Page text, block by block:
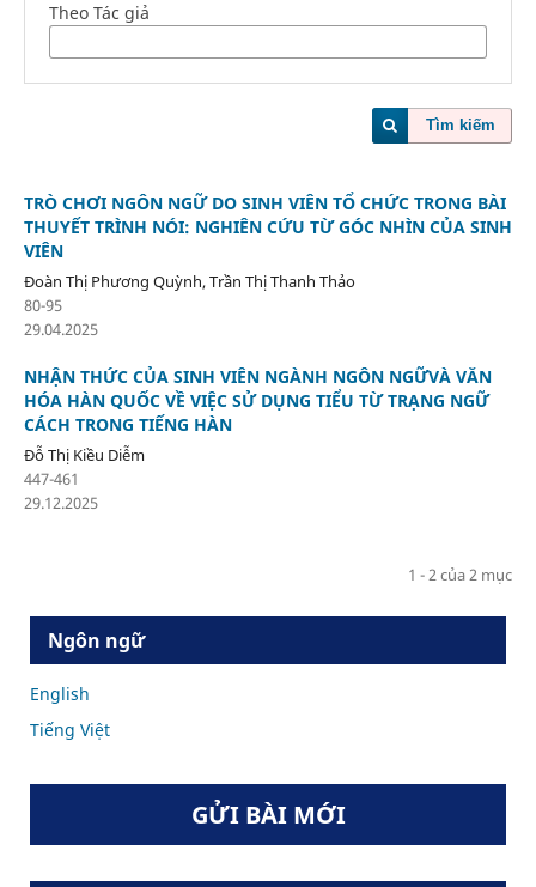
Theo Tác giả
Tìm kiếm
TRÒ CHƠI NGÔN NGỮ DO SINH VIÊN TỔ CHỨC TRONG BÀI
THUYẾT TRÌNH NÓI: NGHIÊN CỨU TỪ GÓC NHÌN CỦA SINH
VIÊN
Đoàn Thị Phương Quỳnh, Trần Thị Thanh Thảo
80-95
29.04.2025
NHẬN THỨC CỦA SINH VIÊN NGÀNH NGÔN NGỮVÀ VĂN
HÓA HÀN QUỐC VỀ VIỆC SỬ DỤNG TIỂU TỪ TRẠNG NGỮ
CÁCH TRONG TIẾNG HÀN
Đỗ Thị Kiều Diễm
447-461
29.12.2025
1 - 2 của 2 mục
Ngôn ngữ
English
Tiếng Việt
GỬI BÀI MỚI